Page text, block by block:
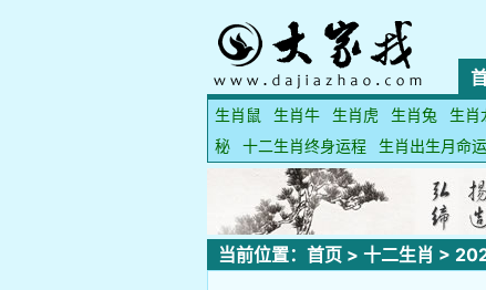
生肖鼠 生肖牛 生肖虎 生肖兔 生肖
秘
十二生肖终身运程 生肖出生月命运
当前位置： 首页 > 十二生肖 >